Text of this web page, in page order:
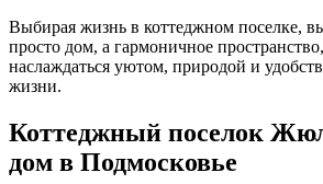
Выбирая жизнь в коттеджном поселке,
просто дом, а гармоничное
наслаждаться уютом, природой и
жизни.
Коттеджный поселок
дом в Подмосковье